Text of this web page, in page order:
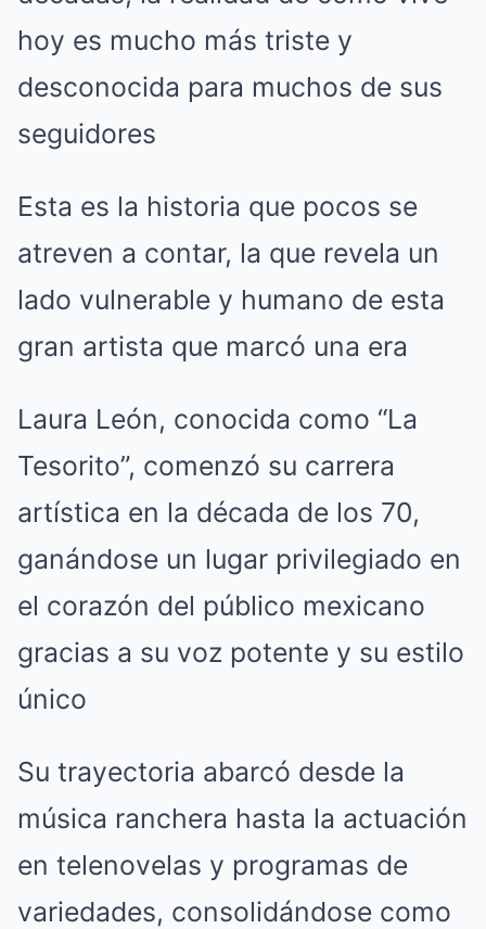
hoy es mucho más triste y
desconocida para muchos de sus
seguidores
Esta es la historia que pocos se
atreven a contar, la que revela un
lado vulnerable y humano de esta
gran artista que marcó una era
Laura León, conocida como “La
Tesorito”, comenzó su carrera
artística en la década de los 70,
ganándose un lugar privilegiado en
el corazón del público mexicano
gracias a su voz potente y su estilo
único
Su trayectoria abarcó desde la
música ranchera hasta la actuación
en telenovelas y programas de
variedades, consolidándose como